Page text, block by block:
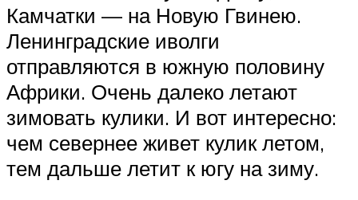
Камчатки — на Новую Гвинею.
Ленинградские иволги
отправляются в южную половину
Африки. Очень далеко летают
зимовать кулики. И вот интересно:
чем севернее живет кулик летом,
тем дальше летит к югу на зиму.